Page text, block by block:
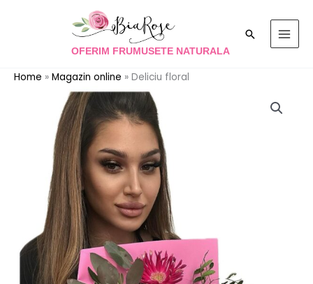
OFERIM FRUMUSETE NATURALA
Search
Home » Magazin online » Deliciu floral